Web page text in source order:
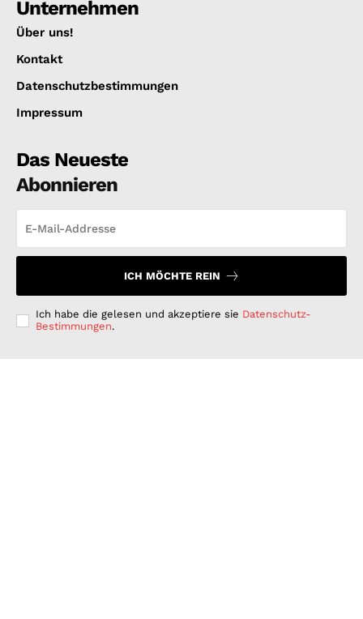
Unternehmen
Über uns!
Kontakt
Datenschutzbestimmungen
Impressum
Das Neueste
Abonnieren
ICH MÖCHTE REIN
Ich habe die gelesen und akzeptiere sie Datenschutz-
Bestimmungen.